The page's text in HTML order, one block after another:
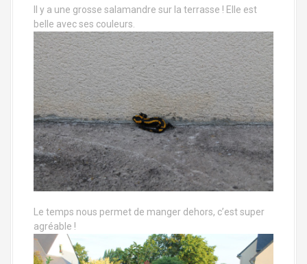
Il y a une grosse salamandre sur la terrasse ! Elle est
belle avec ses couleurs.
Le temps nous permet de manger dehors, c’est super
agréable !